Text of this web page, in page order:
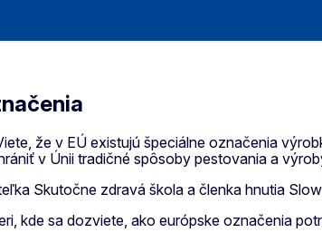
že v EÚ existujú špeciálne označenia
v Únii tradičné spôsoby pestovania a
Skutočne zdravá škola a členka hnutia
kde sa dozviete, ako európske označenia